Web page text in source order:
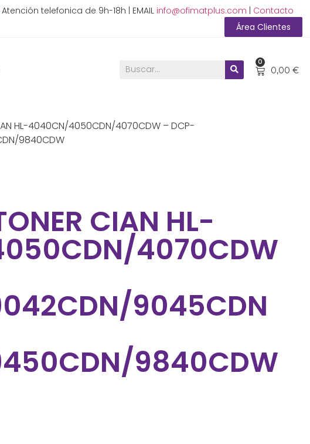
Atención telefonica de 9h-18h | EMAIL info@ofimatplus.com
Contacto
Área Clientes
0,00 €
0
HL-4040CN/4050CDN/4070CDW – DCP-
9840CDW
CIAN HL-
4070CDW
9045CDN
9840CDW